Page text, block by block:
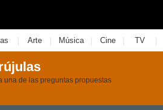
| Arte | Música | Cine | TV |
una de las preguntas propuestas